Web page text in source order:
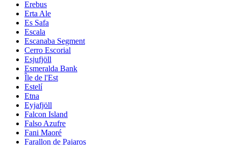
Erebus
Erta Ale
Es Safa
Escala
Escanaba Segment
Cerro Escorial
Esjufjöll
Esmeralda Bank
Île de l'Est
Estelí
Etna
Eyjafjöll
Falcon Island
Falso Azufre
Fani Maoré
Farallon de Pajaros